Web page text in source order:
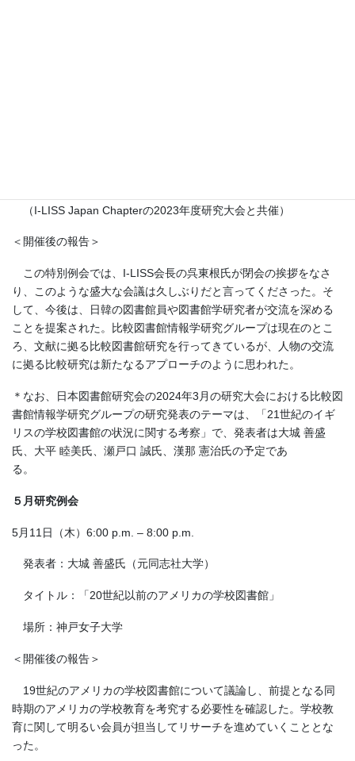
（I-LISS Japan Chapterの2023年度研究大会と共催）
＜開催後の報告＞
この特別例会では、I-LISS会長の呉東根氏が閉会の挨拶をなさ
り、このような盛大な会議は久しぶりだと言ってくださった。そ
して、今後は、日韓の図書館員や図書館学研究者が交流を深める
ことを提案された。比較図書館情報学研究グループは現在のとこ
ろ、文献に拠る比較図書館研究を行ってきているが、人物の交流
に拠る比較研究は新たなるアプローチのように思われた。
＊なお、日本図書館研究会の2024年3月の研究大会における比較図
書館情報学研究グループの研究発表のテーマは、「21世紀のイギ
リスの学校図書館の状況に関する考察」で、発表者は大城 善盛
氏、大平 睦美氏、瀬戸口 誠氏、漢那 憲治氏の予定であ
る。
５月研究例会
5月11日（木）6:00 p.m. – 8:00 p.m.
発表者：大城 善盛氏（元同志社大学）
タイトル：「20世紀以前のアメリカの学校図書館」
場所：神戸女子大学
＜開催後の報告＞
19世紀のアメリカの学校図書館について議論し、前提となる同
時期のアメリカの学校教育を考究する必要性を確認した。学校教
育に関して明るい会員が担当してリサーチを進めていくこととな
った。